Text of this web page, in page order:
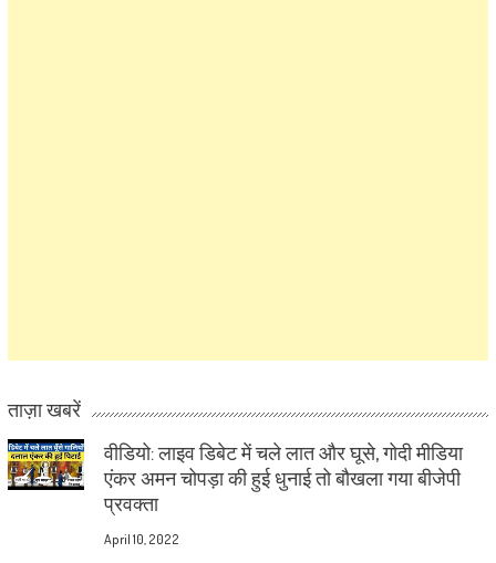
ताज़ा खबरें
वीडियो: लाइव डिबेट में चले लात और घूसे, गोदी मीडिया
एंकर अमन चोपड़ा की हुई धुनाई तो बौखला गया बीजेपी
प्रवक्ता
April 10, 2022